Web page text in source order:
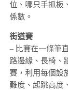
位、哪只手抓板
係數。
街道賽
– 比賽在一條筆
路邊緣、長椅、
賽，利用每個設
難度、起跳高度